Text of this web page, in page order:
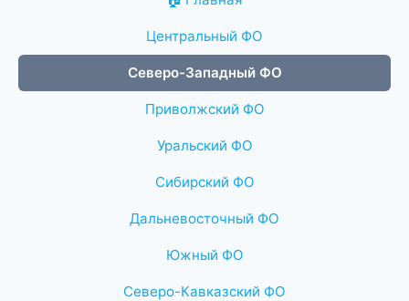
Центральный ФО
Северо-Западный ФО
Приволжский ФО
Уральский ФО
Сибирский ФО
Дальневосточный ФО
Южный ФО
Северо-Кавказский ФО